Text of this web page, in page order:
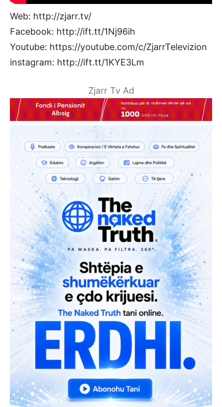
Web: http://zjarr.tv/
Facebook: http://ift.tt/1Nj96ih
Youtube: https://youtube.com/c/ZjarrTelevizion
instagram: http://ift.tt/1KYE3Lm
Zjarr Tv Ad